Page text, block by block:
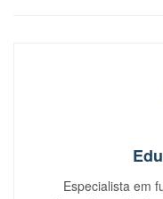
Especialista em